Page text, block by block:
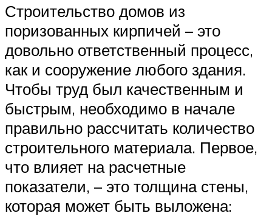
Строительство домов из
поризованных кирпичей – это
довольно ответственный процесс,
как и сооружение любого здания.
Чтобы труд был качественным и
быстрым, необходимо в начале
правильно рассчитать количество
строительного материала. Первое,
что влияет на расчетные
показатели, – это толщина стены,
которая может быть выложена: